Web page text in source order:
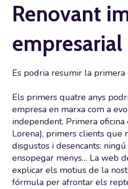
Renovant
empresarial
Es podria resumir la primera
Els primers quatre anys
empresa en marxa com a
independent. Primera
Lorena), primers clients que
disgustos i desencants:
ensopegar menys… La web
explicar els motius de la
fórmula per afrontar els